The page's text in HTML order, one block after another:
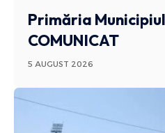
Primăria
COMUNICAT
5 AUGUST 2026